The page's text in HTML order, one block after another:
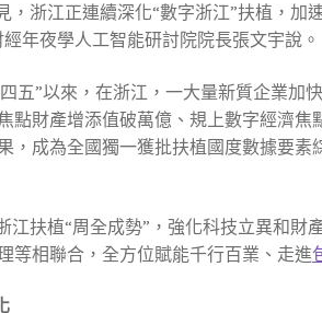
浙江正連續深化“數字浙江”扶植，
年夜學人工智能研討院院長張文宇說。
五”以來，在浙江，一大量新質企業
點財產增添值破萬億、規上數字經濟焦
，成為全國獨一獲批扶植國度數據要素
江扶植“周全成勢”，強化科技立異和
等相聯合，全方位賦能千行百業、走進